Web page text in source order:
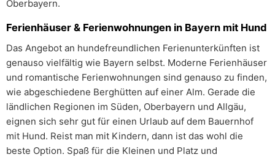
Oberbayern.
Ferienhäuser & Ferienwohnungen in Bayern mit Hund
Das Angebot an hundefreundlichen Ferienunterkünften ist
genauso vielfältig wie Bayern selbst. Moderne Ferienhäuser
und romantische Ferienwohnungen sind genauso zu finden,
wie abgeschiedene Berghütten auf einer Alm. Gerade die
ländlichen Regionen im Süden, Oberbayern und Allgäu,
eignen sich sehr gut für einen Urlaub auf dem Bauernhof
mit Hund. Reist man mit Kindern, dann ist das wohl die
beste Option. Spaß für die Kleinen und Platz und